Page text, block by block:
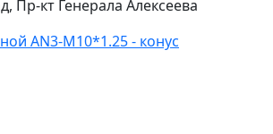
Пр-кт Генерала Алексеева
AN3-M10*1.25 - конус